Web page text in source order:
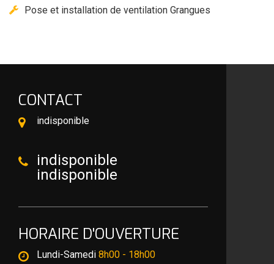
Pose et installation de ventilation Grangues
CONTACT
indisponible
indisponible
indisponible
HORAIRE D'OUVERTURE
Lundi-Samedi 8h00 - 18h00